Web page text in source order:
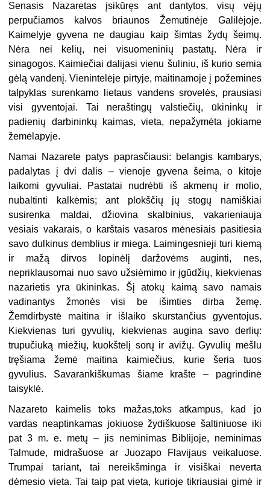
Senasis Nazaretas įsikūręs ant dantytos, visų vėjų
perpučiamos kalvos briaunos Žemutinėje Galilėjoje.
Kaimelyje gyvena ne daugiau kaip šimtas žydų šeimų.
Nėra nei kelių, nei visuomeninių pastatų. Nėra ir
sinagogos. Kaimiečiai dalijasi vienu šuliniu, iš kurio semia
gėlą vandenį. Vienintelėje pirtyje, maitinamoje į požemines
talpyklas surenkamo lietaus vandens srovelės, prausiasi
visi gyventojai. Tai neraštingų valstiečių, ūkininkų ir
padienių darbininkų kaimas, vieta, nepažymėta jokiame
žemėlapyje.
Namai Nazarete patys paprasčiausi: belangis kambarys,
padalytas į dvi dalis – vienoje gyvena šeima, o kitoje
laikomi gyvuliai. Pastatai nudrėbti iš akmenų ir molio,
nubaltinti kalkėmis; ant plokščių jų stogų namiškiai
susirenka maldai, džiovina skalbinius, vakarieniauja
vėsiais vakarais, o karštais vasaros mėnesiais pasitiesia
savo dulkinus demblius ir miega. Laimingesnieji turi kiemą
ir mažą dirvos lopinėlį daržovėms auginti, nes,
nepriklausomai nuo savo užsiėmimo ir įgūdžių, kiekvienas
nazarietis yra ūkininkas. Šį atokų kaimą savo namais
vadinantys žmonės visi be išimties dirba žemę.
Žemdirbystė maitina ir išlaiko skurstančius gyventojus.
Kiekvienas turi gyvulių, kiekvienas augina savo derlių:
trupučiuką miežių, kuokštelį sorų ir avižų. Gyvulių mėšlu
tręšiama žemė maitina kaimiečius, kurie šeria tuos
gyvulius. Savarankiškumas šiame krašte – pagrindinė
taisyklė.
Nazareto kaimelis toks mažas,toks atkampus, kad jo
vardas neaptinkamas jokiuose žydiškuose šaltiniuose iki
pat 3 m. e. metų – jis neminimas Biblijoje, neminimas
Talmude, midrašuose ar Juozapo Flavijaus veikaluose.
Trumpai tariant, tai nereikšminga ir visiškai neverta
dėmesio vieta. Tai taip pat vieta, kurioje tikriausiai gimė ir